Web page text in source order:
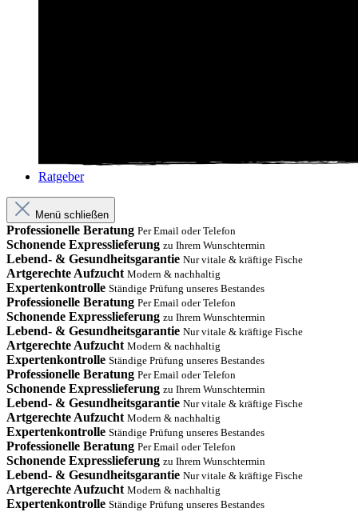
Ratgeber
Menü schließen
Professionelle Beratung Per Email oder Telefon
Schonende Expresslieferung zu Ihrem Wunschtermin
Lebend- & Gesundheitsgarantie Nur vitale & kräftige Fische
Artgerechte Aufzucht Modern & nachhaltig
Expertenkontrolle Ständige Prüfung unseres Bestandes
Professionelle Beratung Per Email oder Telefon
Schonende Expresslieferung zu Ihrem Wunschtermin
Lebend- & Gesundheitsgarantie Nur vitale & kräftige Fische
Artgerechte Aufzucht Modern & nachhaltig
Expertenkontrolle Ständige Prüfung unseres Bestandes
Professionelle Beratung Per Email oder Telefon
Schonende Expresslieferung zu Ihrem Wunschtermin
Lebend- & Gesundheitsgarantie Nur vitale & kräftige Fische
Artgerechte Aufzucht Modern & nachhaltig
Expertenkontrolle Ständige Prüfung unseres Bestandes
Professionelle Beratung Per Email oder Telefon
Schonende Expresslieferung zu Ihrem Wunschtermin
Lebend- & Gesundheitsgarantie Nur vitale & kräftige Fische
Artgerechte Aufzucht Modern & nachhaltig
Expertenkontrolle Ständige Prüfung unseres Bestandes